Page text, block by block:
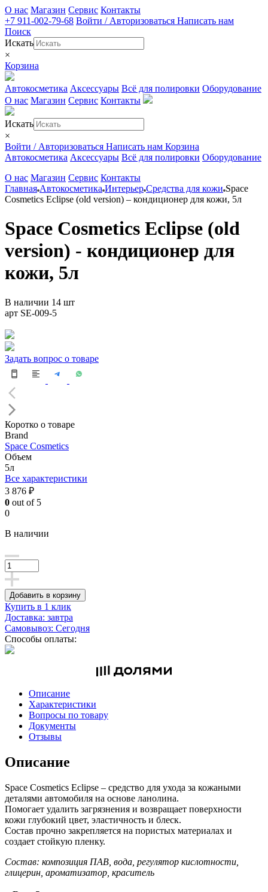
О нас Магазин Сервис Контакты
+7 911-002-79-68 Войти / Авторизоваться Написать нам
Поиск
Искать
×
Корзина
Автокосметика Аксессуары Всё для полировки Оборудование
О нас Магазин Сервис Контакты
Искать
×
Войти / Авторизоваться Написать нам Корзина
Автокосметика Аксессуары Всё для полировки Оборудование
О нас Магазин Сервис Контакты
Главная Автокосметика Интерьер Средства для кожи Space
Cosmetics Eclipse (old version) – кондиционер для кожи, 5л
Space Cosmetics Eclipse (old
version) - кондиционер для
кожи, 5л
В наличии 14 шт
арт SE-009-5
Задать вопрос о товаре
Коротко о товаре
Brand
Space Cosmetics
Объем
5л
Все характеристики
3 876 ₽
0 out of 5
0
В наличии
Добавить в корзину
Купить в 1 клик
Доставка: завтра
Самовывоз: Сегодня
Способы оплаты:
Описание
Характеристики
Вопросы по товару
Документы
Отзывы
Описание
Space Cosmetics Eclipse – средство для ухода за кожаными
деталями автомобиля на основе ланолина.
Помогает удалить загрязнения и возвращает поверхности
кожи глубокий цвет, эластичность и блеск.
Состав прочно закрепляется на пористых материалах и
создает стойкую пленку.
Состав: композиция ПАВ, вода, регулятор кислотности,
глицерин, ароматизатор, краситель